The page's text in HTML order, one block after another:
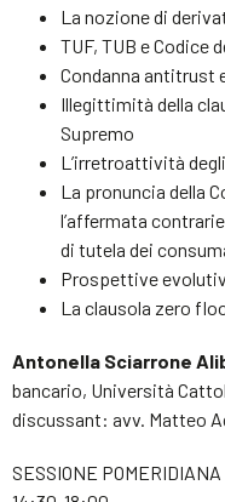
La nozione di
TUF, TUB e Codice
Condanna antitrust
Illegittimità della
Supremo
L’irretroattività
La pronuncia della
l’affermata
di tutela dei
Prospettive
La clausola zero
Antonella Sciarrone
bancario, Università
discussant: avv. Matteo
SESSIONE POMERIDIANA